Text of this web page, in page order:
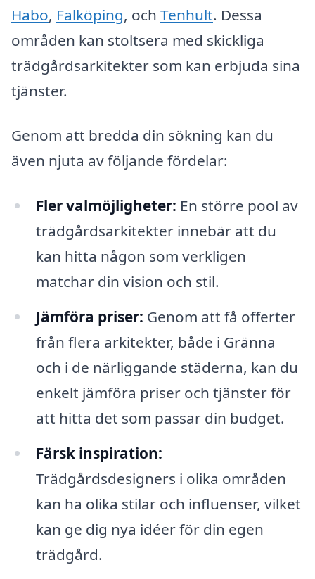
Habo, Falköping, och Tenhult. Dessa
områden kan stoltsera med skickliga
trädgårdsarkitekter som kan erbjuda sina
tjänster.
Genom att bredda din sökning kan du
även njuta av följande fördelar:
Fler valmöjligheter: En större pool av
trädgårdsarkitekter innebär att du
kan hitta någon som verkligen
matchar din vision och stil.
Jämföra priser: Genom att få offerter
från flera arkitekter, både i Gränna
och i de närliggande städerna, kan du
enkelt jämföra priser och tjänster för
att hitta det som passar din budget.
Färsk inspiration:
Trädgårdsdesigners i olika områden
kan ha olika stilar och influenser, vilket
kan ge dig nya idéer för din egen
trädgård.